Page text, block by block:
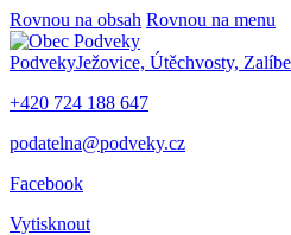
Rovnou na obsah Rovnou na menu
PodvekyJežovice, Útěchvosty,
+420 724 188 647
podatelna@podveky.cz
Facebook
Vytisknout